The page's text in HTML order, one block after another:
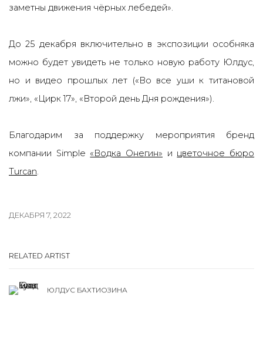
заметны движения чёрных лебедей».
До 25 декабря включительно в экспозиции особняка
можно будет увидеть не только новую работу Юлдус,
но и видео прошлых лет («Во все уши к титановой
лжи», «Цирк 17», «Второй день Дня рождения»).
Благодарим за поддержку мероприятия бренд
компании Simple «Водка Онегин» и цветочное бюро
Turcan.
ДЕКАБРЯ 7, 2022
RELATED ARTIST
ЮЛДУС БАХТИОЗИНА